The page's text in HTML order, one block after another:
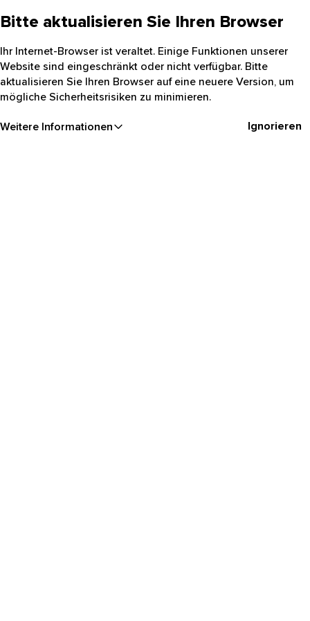
Bitte aktualisieren Sie Ihren Browser
Ihr Internet-Browser ist veraltet. Einige Funktionen unserer
Website sind eingeschränkt oder nicht verfügbar. Bitte
aktualisieren Sie Ihren Browser auf eine neuere Version, um
mögliche Sicherheitsrisiken zu minimieren.
Weitere Informationen Ignorieren